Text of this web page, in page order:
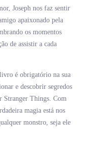
Joseph nos faz sentir
apaixonado pela
os momentos
de assistir a cada
é obrigatório na sua
e descobrir segredos
Stranger Things. Com
magia está nos
monstro, seja ele